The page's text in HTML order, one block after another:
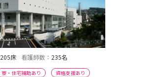
205床 看護師数： 235名
寮・住宅補助あり
資格支援あり